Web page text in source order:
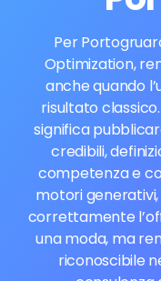
Per
Optimization,
anche quando
risultato
significa
credibili,
competenza e
motori
correttamente
una moda, ma
riconoscibile